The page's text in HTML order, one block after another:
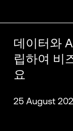
데이터와
립하여 비
요
25 August